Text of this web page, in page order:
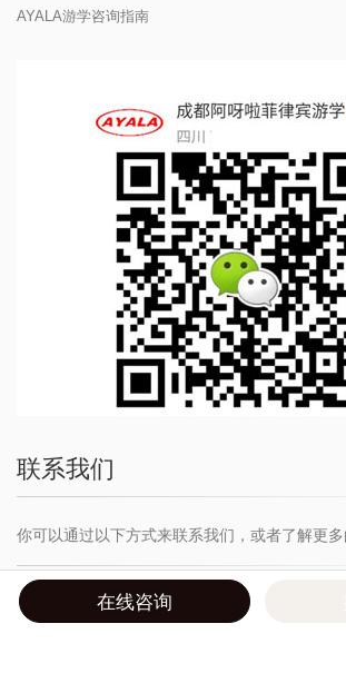
AYALA游学咨询指南
联系我们
你可以通过以下方式来联系我们，或者了解更多
成都青羊区日月大道889号一方里西环大厦B
在线咨询